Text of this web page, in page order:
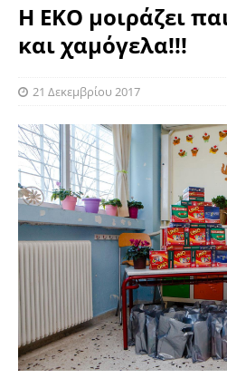
Η ΕΚΟ μοιράζει
και χαμόγελα!!!
21 Δεκεμβρίου 2017